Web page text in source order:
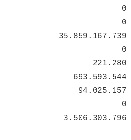
0
0
35.859.167.739
0
221.280
693.593.544
94.025.157
0
3.506.303.796